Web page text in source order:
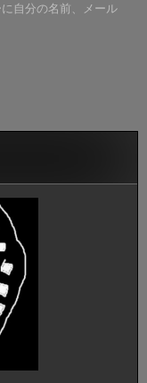
自分の名前、メール